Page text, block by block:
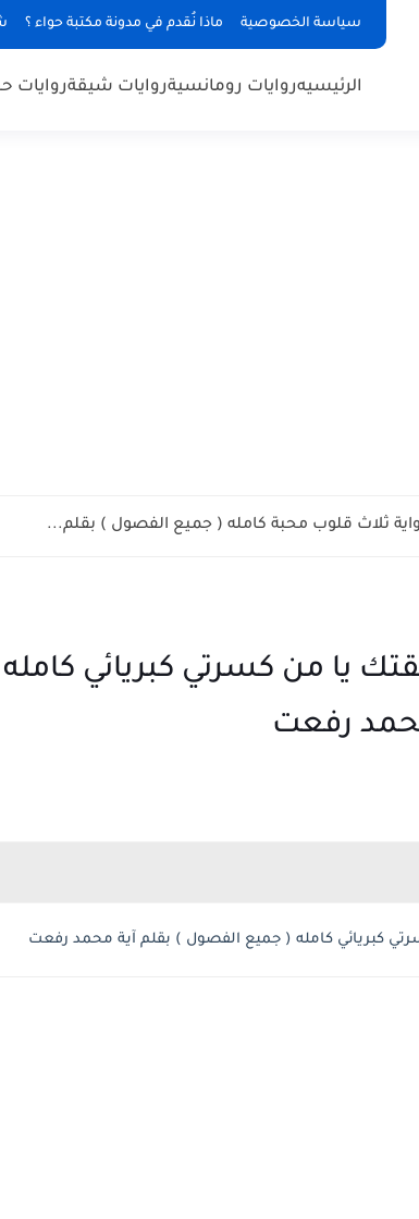
سياسة الخصوصية ماذا نُقدم في مدونة مكتبة حواء ؟
الرئيسيهروايات رومانسيةروايات شيقةروايات
ثلاث قلوب محبة كامله ( جميع الفصول ) بقلم...
يا من كسرتي كبريائي
رفعت
كبريائي كامله ( جميع الفصول ) بقلم آية محمد رفعت